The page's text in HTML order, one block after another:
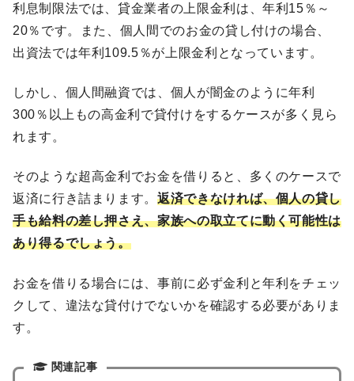
利息制限法では、貸金業者の上限金利は、年利15％～
20％です。また、個人間でのお金の貸し付けの場合、
出資法では年利109.5％が上限金利となっています。
しかし、個人間融資では、個人が闇金のように年利
300％以上もの高金利で貸付けをするケースが多く見ら
れます。
そのような超高金利でお金を借りると、多くのケースで
返済に行き詰まります。返済できなければ、個人の貸し
手も給料の差し押さえ、家族への取立てに動く可能性は
あり得るでしょう。
お金を借りる場合には、事前に必ず金利と年利をチェッ
クして、違法な貸付けでないかを確認する必要がありま
す。
関連記事